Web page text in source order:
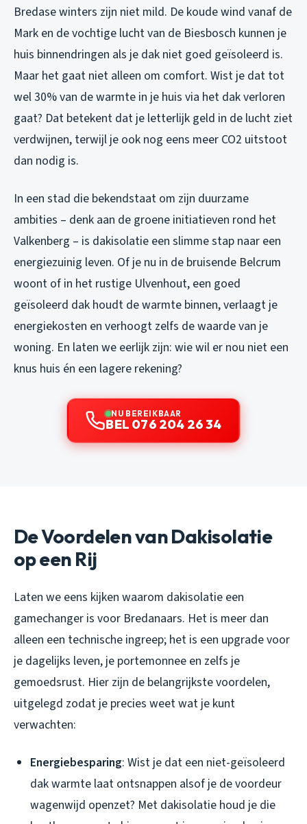
Bredase winters zijn niet mild. De koude wind vanaf de
Mark en de vochtige lucht van de Biesbosch kunnen je
huis binnendringen als je dak niet goed geïsoleerd is.
Maar het gaat niet alleen om comfort. Wist je dat tot
wel 30% van de warmte in je huis via het dak verloren
gaat? Dat betekent dat je letterlijk geld in de lucht ziet
verdwijnen, terwijl je ook nog eens meer CO2 uitstoot
dan nodig is.
In een stad die bekendstaat om zijn duurzame
ambities – denk aan de groene initiatieven rond het
Valkenberg – is dakisolatie een slimme stap naar een
energiezuinig leven. Of je nu in de bruisende Belcrum
woont of in het rustige Ulvenhout, een goed
geïsoleerd dak houdt de warmte binnen, verlaagt je
energiekosten en verhoogt zelfs de waarde van je
woning. En laten we eerlijk zijn: wie wil er nou niet een
knus huis én een lagere rekening?
NU BEREIKBAAR
BEL 076 204 26 34
De Voordelen van Dakisolatie
op een Rij
Laten we eens kijken waarom dakisolatie een
gamechanger is voor Bredanaars. Het is meer dan
alleen een technische ingreep; het is een upgrade voor
je dagelijks leven, je portemonnee en zelfs je
gemoedsrust. Hier zijn de belangrijkste voordelen,
uitgelegd zodat je precies weet wat je kunt
verwachten:
Energiebesparing: Wist je dat een niet-geïsoleerd
dak warmte laat ontsnappen alsof je de voordeur
wagenwijd openzet? Met dakisolatie houd je die